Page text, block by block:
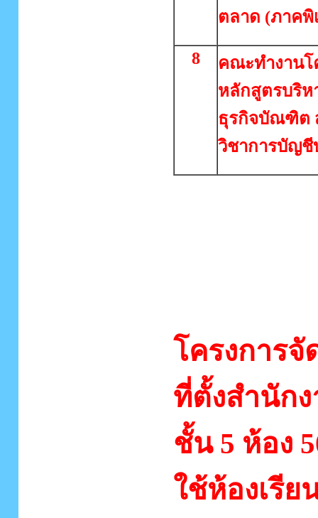
ตลาด (ภาคพิ
8
คณะทำงานโ
หลักสูตรบริห
ธุรกิจบัณฑิต
วิชาการบัญชี
โครงการ
ที่ตั้งสำนัก
ชั้น 5 ห้อง
ใช้ห้องเรี